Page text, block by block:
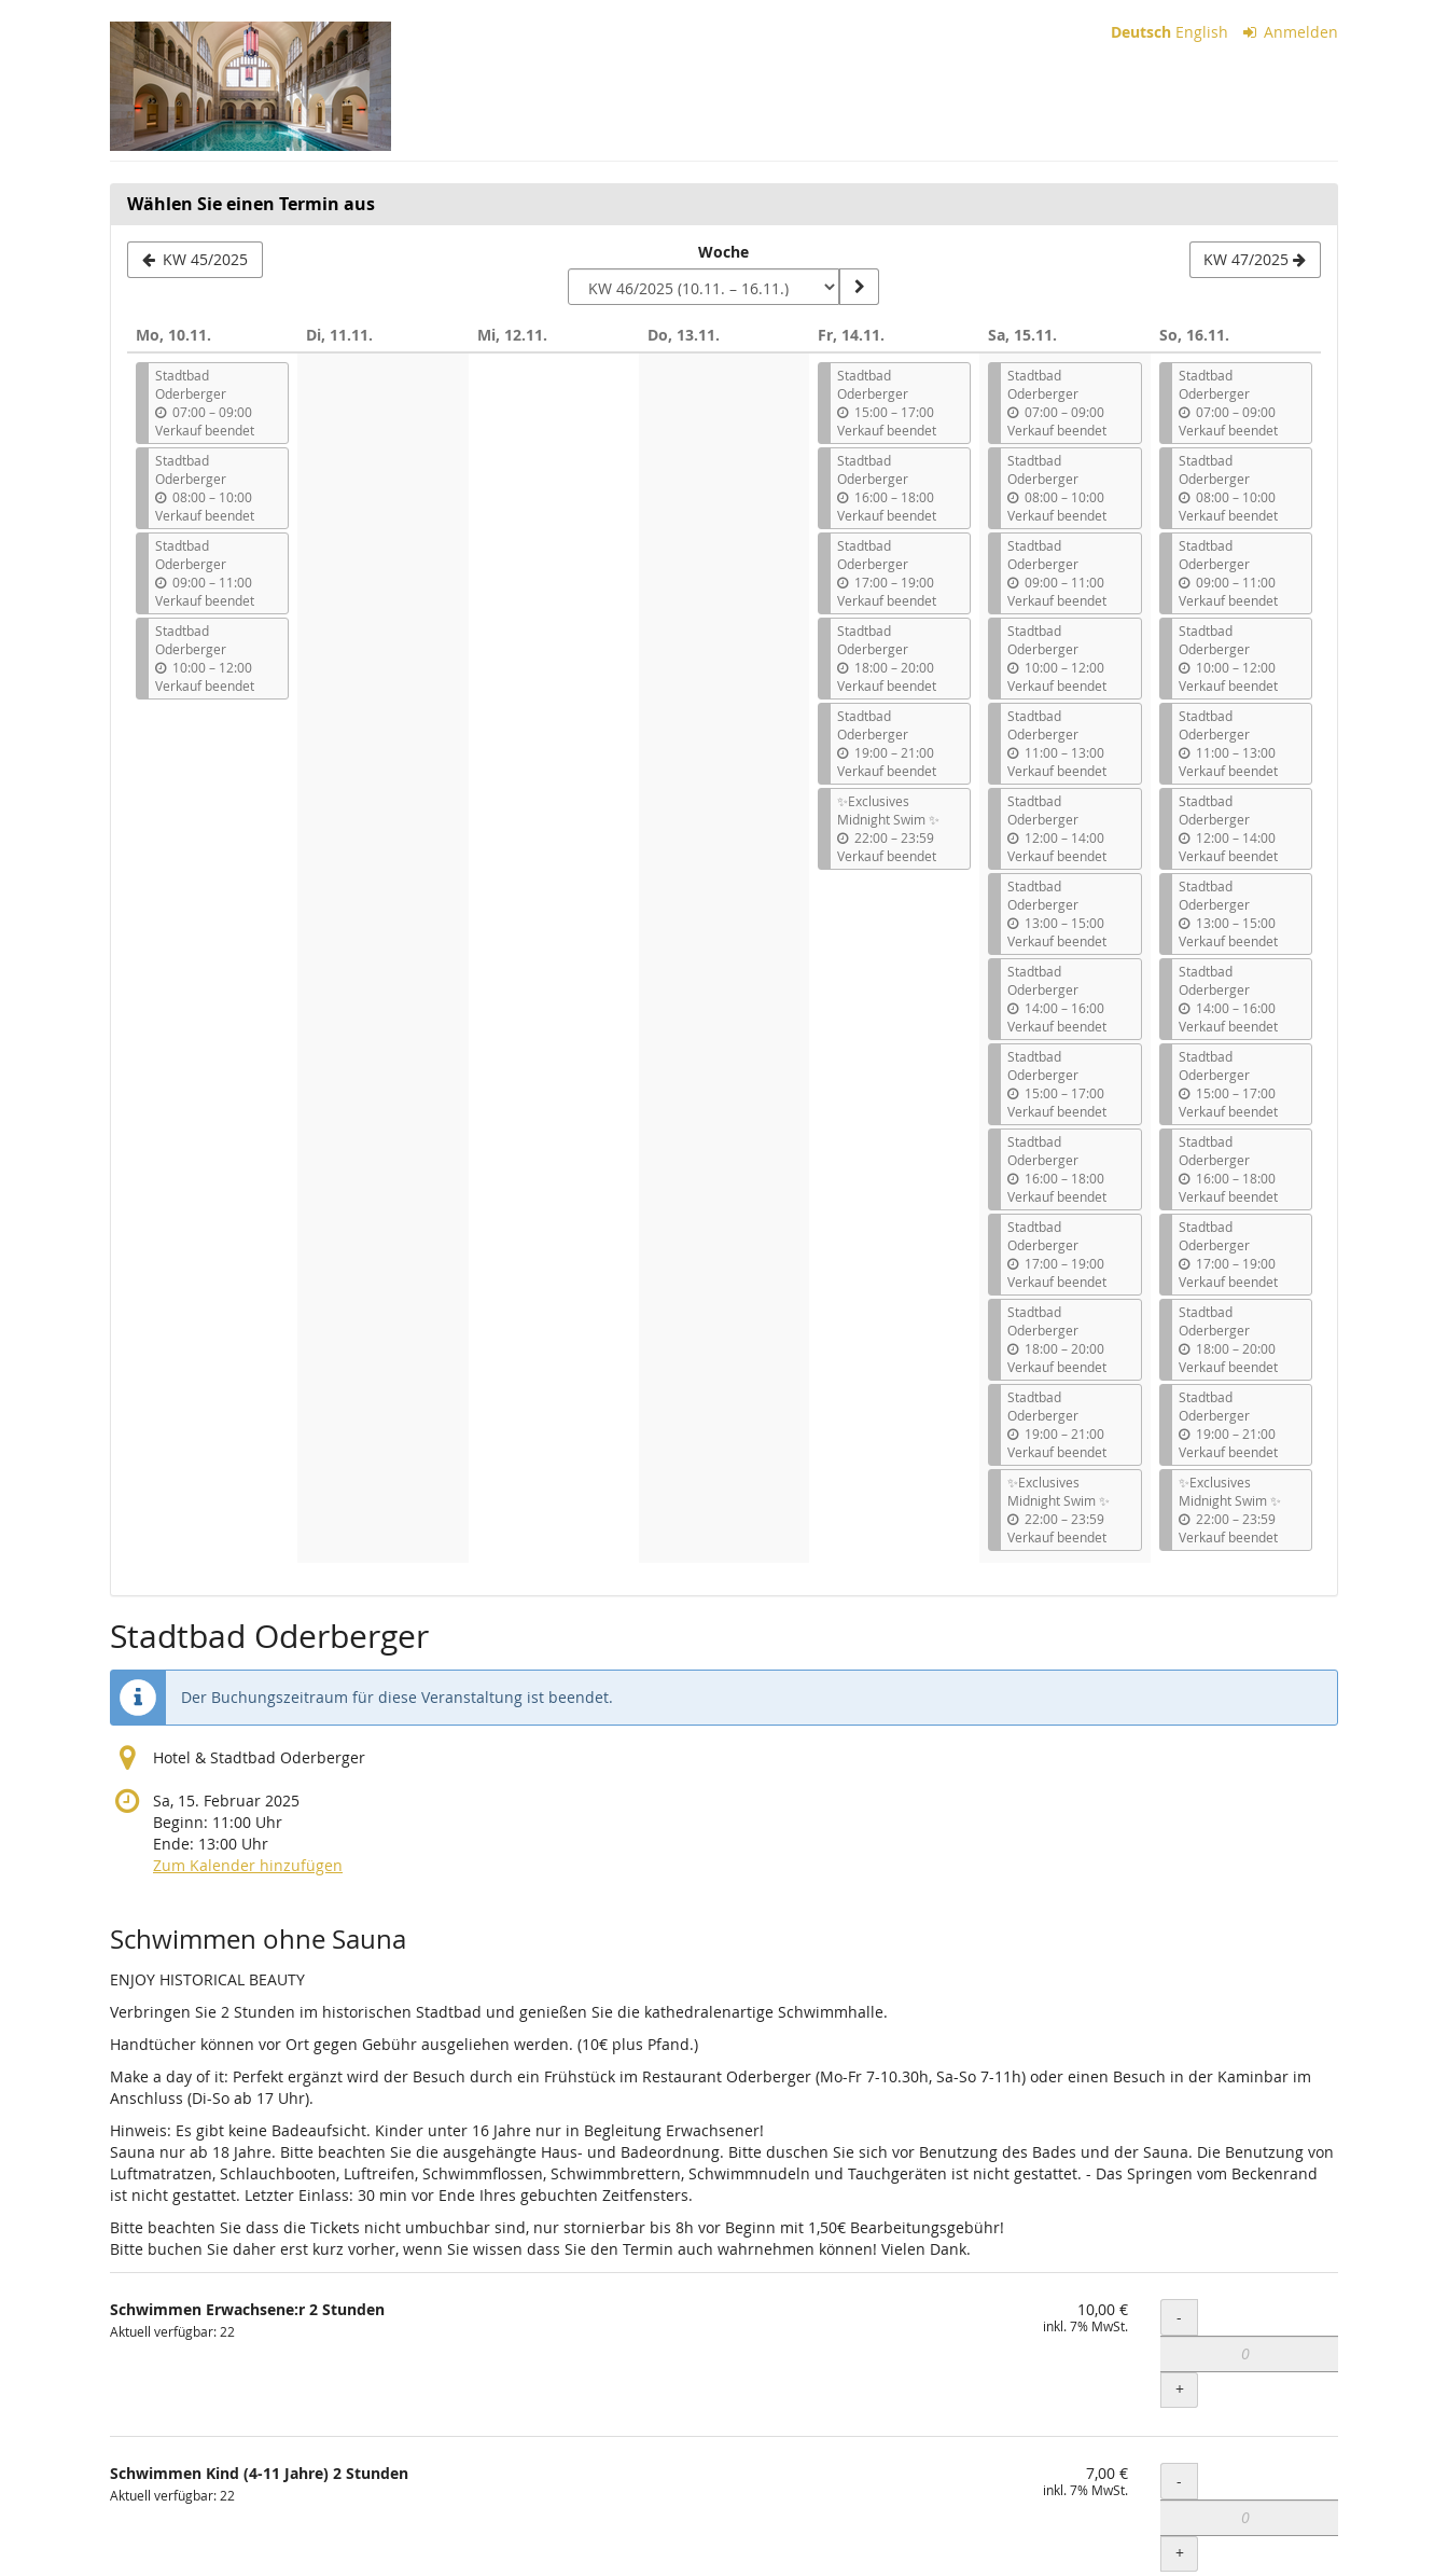
Deutsch English Anmelden
Wählen Sie einen Termin aus
KW 45/2025
auswählen
Woche KW 47/2025
Mo, 10.11.
Stadtbad
Oderberger
07:00–b
i
s
09:00
Verkauf beendet
Stadtbad
Oderberger
08:00–b
i
s
10:00
Verkauf beendet
Stadtbad
Oderberger
09:00–b
i
s
11:00
Verkauf beendet
Stadtbad
Oderberger
10:00–b
i
s
12:00
Verkauf beendet
Di, 11.11. Mi, 12.11. Do, 13.11. Fr, 14.11.
Stadtbad
Oderberger
15:00–b
i
s
17:00
Verkauf beendet
Stadtbad
Oderberger
16:00–b
i
s
18:00
Verkauf beendet
Stadtbad
Oderberger
17:00–b
i
s
19:00
Verkauf beendet
Stadtbad
Oderberger
18:00–b
i
s
20:00
Verkauf beendet
Stadtbad
Oderberger
19:00–b
i
s
21:00
Verkauf beendet
✨Exclusives
Midnight Swim ✨
22:00–b
i
s
23:59
Verkauf beendet
Sa, 15.11.
Stadtbad
Oderberger
07:00 –b
i
s
09:00
Verkauf beendet
Stadtbad
Oderberger
08:00 –b
i
s
10:00
Verkauf beendet
Stadtbad
Oderberger
09:00 –b
i
s
11:00
Verkauf beendet
Stadtbad
Oderberger
10:00 –b
i
s
12:00
Verkauf beendet
Stadtbad
Oderberger
11:00 –b
i
s
13:00
Verkauf beendet
Stadtbad
Oderberger
12:00 –b
i
s
14:00
Verkauf beendet
Stadtbad
Oderberger
13:00 –b
i
s
15:00
Verkauf beendet
Stadtbad
Oderberger
14:00 –b
i
s
16:00
Verkauf beendet
Stadtbad
Oderberger
15:00 –b
i
s
17:00
Verkauf beendet
Stadtbad
Oderberger
16:00 –b
i
s
18:00
Verkauf beendet
Stadtbad
Oderberger
17:00 –b
i
s
19:00
Verkauf beendet
Stadtbad
Oderberger
18:00 –b
i
s
20:00
Verkauf beendet
Stadtbad
Oderberger
19:00 –b
i
s
21:00
Verkauf beendet
✨Exclusives
Midnight Swim ✨
22:00 –b
i
s
23:59
Verkauf beendet
So, 16.11.
Stadtbad
Oderberger
07:00 –b
i
s
09:00
Verkauf beendet
Stadtbad
Oderberger
08:00 –b
i
s
10:00
Verkauf beendet
Stadtbad
Oderberger
09:00 –b
i
s
11:00
Verkauf beendet
Stadtbad
Oderberger
10:00 –b
i
s
12:00
Verkauf beendet
Stadtbad
Oderberger
11:00 –b
i
s
13:00
Verkauf beendet
Stadtbad
Oderberger
12:00 –b
i
s
14:00
Verkauf beendet
Stadtbad
Oderberger
13:00 –b
i
s
15:00
Verkauf beendet
Stadtbad
Oderberger
14:00 –b
i
s
16:00
Verkauf beendet
Stadtbad
Oderberger
15:00 –b
i
s
17:00
Verkauf beendet
Stadtbad
Oderberger
16:00 –b
i
s
18:00
Verkauf beendet
Stadtbad
Oderberger
17:00 –b
i
s
19:00
Verkauf beendet
Stadtbad
Oderberger
18:00 –b
i
s
20:00
Verkauf beendet
Stadtbad
Oderberger
19:00 –b
i
s
21:00
Verkauf beendet
✨Exclusives
Midnight Swim ✨
22:00 –b
i
s
23:59
Verkauf beendet
Stadtbad Oderberger
Der Buchungszeitraum für diese Veranstaltung ist beendet.
Hotel & Stadtbad Oderberger
Sa, 15. Februar 2025
Beginn: 11:00 Uhr
Ende: 13:00 Uhr
Zum Kalender hinzufügen
Produkte
Schwimmen ohne Sauna
ENJOY HISTORICAL BEAUTY
Verbringen Sie 2 Stunden im historischen Stadtbad und genießen Sie die kathedralenartige Schwimmhalle.
Handtücher können vor Ort gegen Gebühr ausgeliehen werden. (10€ plus Pfand.)
Make a day of it: Perfekt ergänzt wird der Besuch durch ein Frühstück im Restaurant Oderberger (Mo-Fr 7-10.30h, Sa-So 7-11h) oder einen Besuch in der Kaminbar im
Anschluss (Di-So ab 17 Uhr).
Hinweis: Es gibt keine Badeaufsicht. Kinder unter 16 Jahre nur in Begleitung Erwachsener!
Sauna nur ab 18 Jahre. Bitte beachten Sie die ausgehängte Haus- und Badeordnung. Bitte duschen Sie sich vor Benutzung des Bades und der Sauna. Die Benutzung von
Luftmatratzen, Schlauchbooten, Luftreifen, Schwimmflossen, Schwimmbrettern, Schwimmnudeln und Tauchgeräten ist nicht gestattet. - Das Springen vom Beckenrand
ist nicht gestattet. Letzter Einlass: 30 min vor Ende Ihres gebuchten Zeitfensters.
Bitte beachten Sie dass die Tickets nicht umbuchbar sind, nur stornierbar bis 8h vor Beginn mit 1,50€ Bearbeitungsgebühr!
Bitte buchen Sie daher erst kurz vorher, wenn Sie wissen dass Sie den Termin auch wahrnehmen können! Vielen Dank.
Schwimmen Erwachsene:r 2 Stunden
Aktuell verfügbar: 22
10,00 €
inkl. 7% MwSt. Menge
-
+
Schwimmen Kind (4-11 Jahre) 2 Stunden
Aktuell verfügbar: 22
7,00 €
inkl. 7% MwSt. Menge
-
+